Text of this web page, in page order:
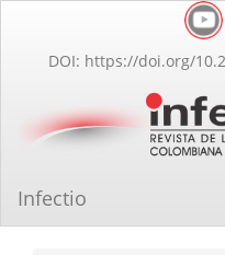
Contenido
principal
lateral
DOI: https://doi.org/
Infectio